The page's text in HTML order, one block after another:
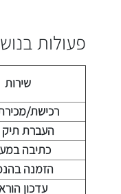
פעולות
שירות
רכישת/
העברת תיק
כתיבה
הזמנה
עדכון